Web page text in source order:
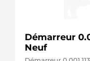
Démarreur
Neuf